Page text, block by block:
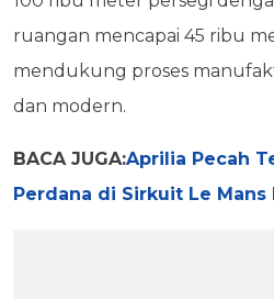
ruangan mencapai 45 ribu
mendukung proses
dan modern.
BACA JUGA:Aprilia Pecah
Perdana di Sirkuit Le Mans